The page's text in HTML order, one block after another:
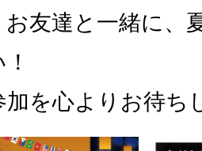
友達と一緒に、
加を心よりお待ち